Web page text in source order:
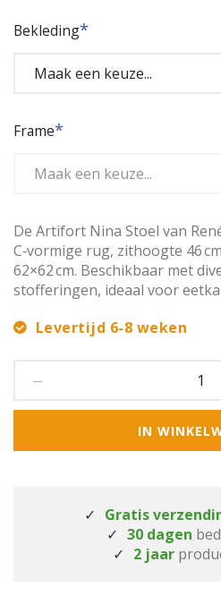
Bekleding
Frame
De Artifort Nina Stoel van
C‑vormige rug, zithoogte 46
62×62 cm. Beschikbaar met
stofferingen, ideaal voor
Levertijd 6-8 weken
IN
Gratis
30 dagen
2 jaar